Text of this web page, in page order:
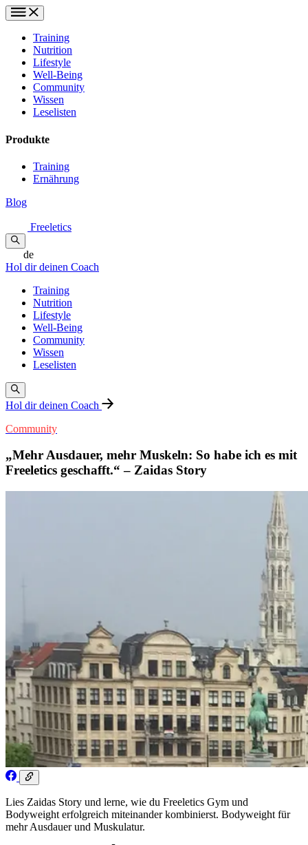
Training
Nutrition
Lifestyle
Well-Being
Community
Wissen
Leselisten
Produkte
Training
Ernährung
Blog
Freeletics
de
Hol dir deinen Coach
Training
Nutrition
Lifestyle
Well-Being
Community
Wissen
Leselisten
Hol dir deinen Coach
Community
„Mehr Ausdauer, mehr Muskeln: So habe ich es mit
Freeletics geschafft.“ – Zaidas Story
Lies Zaidas Story und lerne, wie du Freeletics Gym und
Bodyweight erfolgreich miteinander kombinierst. Bodyweight für
mehr Ausdauer und Muskulatur.